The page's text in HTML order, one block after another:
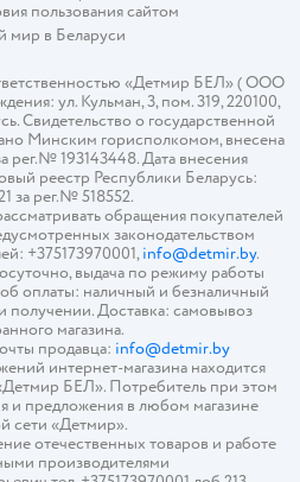
пользования сайтом
мир в Беларуси
«Детмир БЕЛ» ( ООО
ул. Кульман, 3, пом. 319, 220100,
Свидетельство о государственной
Минским горисполкомом, внесена
рег.№ 193143448. Дата внесения
реестр Республики Беларусь:
за рег.№ 518552.
обращения покупателей
законодательством
+375173970001,info@detmir.by.
выдача по режиму работы
оплаты: наличный и безналичный
получении. Доставка: самовывоз
магазина.
продавца: info@detmir.by
интернет-магазина находится
БЕЛ». Потребитель при этом
и предложения в любом магазине
сети «Детмир».
отечественных товаров и работе
производителями